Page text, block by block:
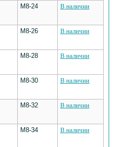
М8-24 В наличии
М8-26 В наличии
М8-28 В наличии
М8-30 В наличии
М8-32 В наличии
М8-34 В наличии